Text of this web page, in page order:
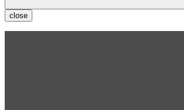
close